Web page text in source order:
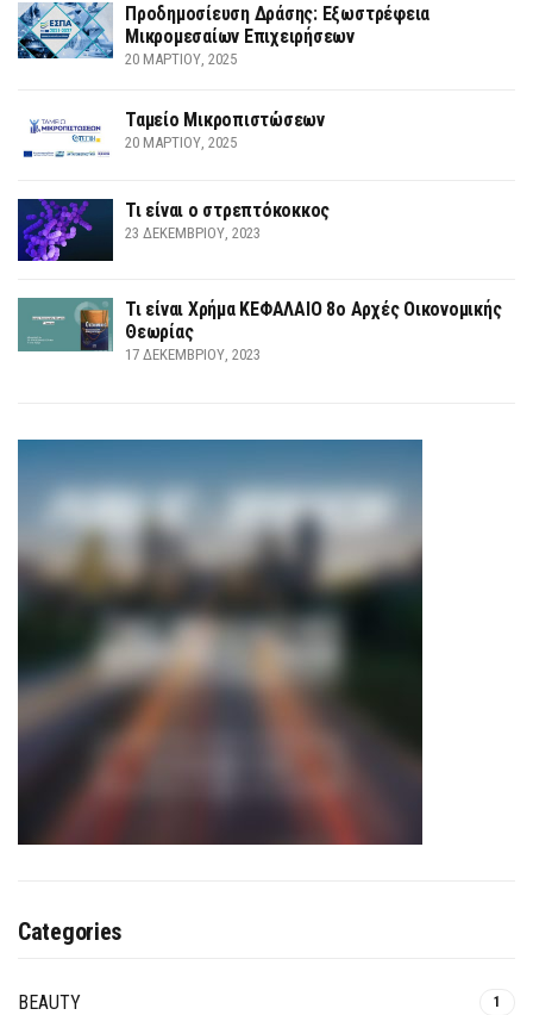
Προδημοσίευση Δράσης: Εξωστρέφεια
Μικρομεσαίων Επιχειρήσεων
20 ΜΑΡΤΊΟΥ, 2025
Ταμείο Μικροπιστώσεων
20 ΜΑΡΤΊΟΥ, 2025
Τι είναι ο στρεπτόκοκκος
23 ΔΕΚΕΜΒΡΊΟΥ, 2023
Τι είναι Χρήμα ΚΕΦΑΛΑΙΟ 8ο Αρχές Οικονομικής
Θεωρίας
17 ΔΕΚΕΜΒΡΊΟΥ, 2023
Categories
BEAUTY 1